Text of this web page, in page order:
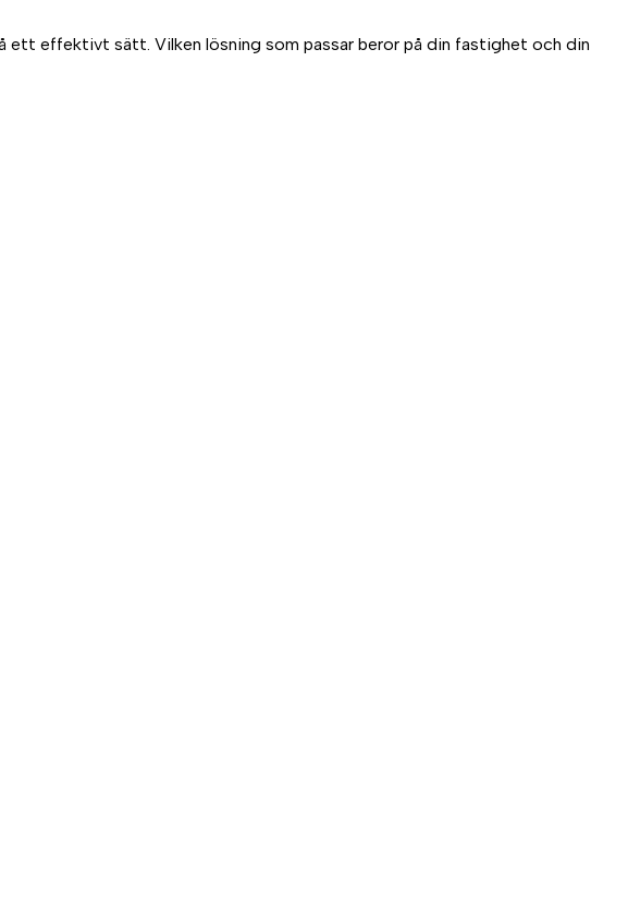
ett effektivt sätt. Vilken lösning som passar beror på din fastighet och din